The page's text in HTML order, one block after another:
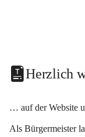
Herzlich
… auf der Website
Als Bürgermeister